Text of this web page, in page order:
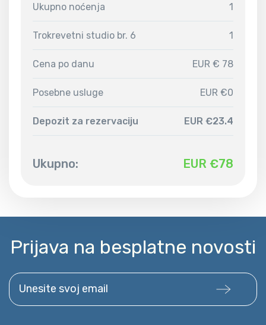
Ukupno noćenja 1
Trokrevetni studio br. 6 1
Cena po danu EUR € 78
Posebne usluge EUR €0
Depozit za rezervaciju EUR €23.4
Ukupno: EUR €78
Prijava na besplatne novosti
Unesite svoj email